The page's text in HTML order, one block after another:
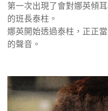
第一次出現了會對娜英傾
的班長泰柱。
娜英開始透過泰柱，正正
的聲音。